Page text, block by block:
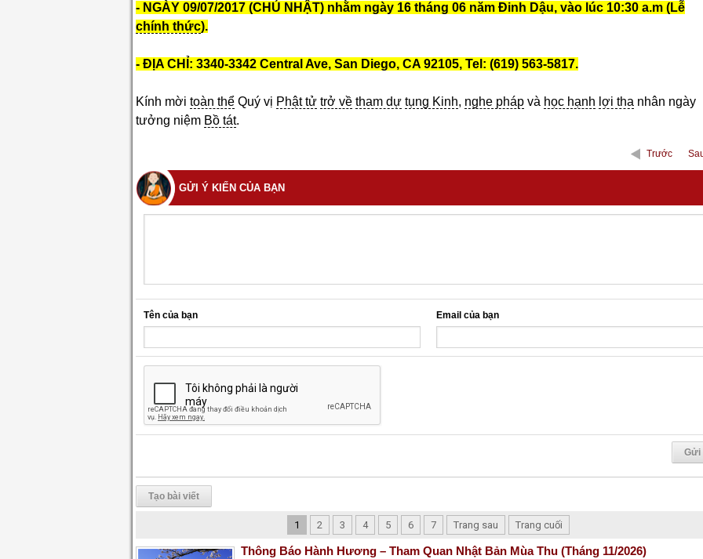
- NGÀY 09/07/2017 (CHỦ NHẬT) nhằm ngày 16 tháng 06 năm Đinh Dậu, vào lúc 10:30 a.m (Lễ
chính thức).
- ĐỊA CHỈ: 3340-3342 Central Ave, San Diego, CA 92105, Tel: (619) 563-5817.
Kính mời toàn thể Quý vị Phật tử trở về tham dự tụng Kinh, nghe pháp và học hạnh lợi tha nhân ngày
tưởng niệm Bồ tát.
Trước
GỬI Ý KIẾN CỦA BẠN
Tên của bạn Email của bạn
Tạo bài viết
1 2 3 4 5 6 7 Trang sau Trang cuối
Thông Báo Hành Hương – Tham Quan Nhật Bản Mùa Thu (Tháng 11/2026)